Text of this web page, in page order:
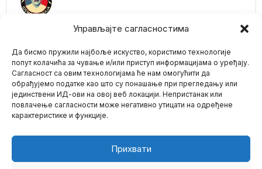
Управљајте сагласностима
Да бисмо пружили најбоље искуство, користимо технологије
попут колачића за чување и/или приступ информацијама о уређају.
Сагласност са овим технологијама ће нам омогућити да
обрађујемо податке као што су понашање при прегледању или
јединствени ИД-ови на овој веб локацији. Непристанак или
повлачење сагласности може негативно утицати на одређене
карактеристике и функције.
Прихвати
Mario zna Youtube
NE PROPUSTITE
Viktor Orban
podržao Donalda
Trampa i rekao mu da
„nastavi sa borbom“
Mađarski premijer Viktor
Orban ponudio je u
Zelenski pozvao
papu da bude
posrednik između